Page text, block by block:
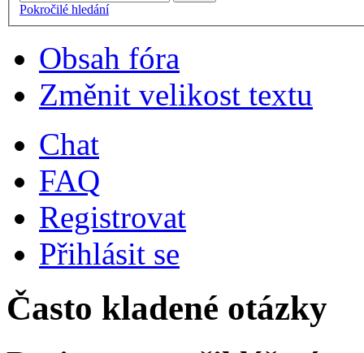
Pokročilé hledání
Obsah fóra
Změnit velikost textu
Chat
FAQ
Registrovat
Přihlásit se
Často kladené otázky